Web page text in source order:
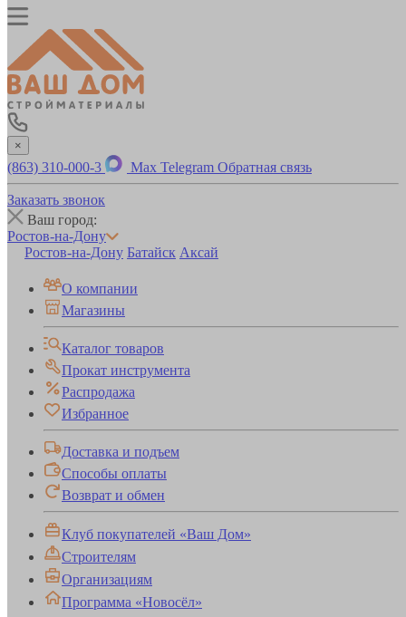
×
(863) 310-000-3 Max Telegram Обратная связь
Заказать звонок
Ваш город:
Ростов-на-Дону
Ростов-на-Дону Батайск Аксай
О компании
Магазины
Каталог товаров
Прокат инструмента
Распродажа
Избранное
Доставка и подъем
Способы оплаты
Возврат и обмен
Клуб покупателей «Ваш Дом»
Строителям
Организациям
Программа «Новосёл»